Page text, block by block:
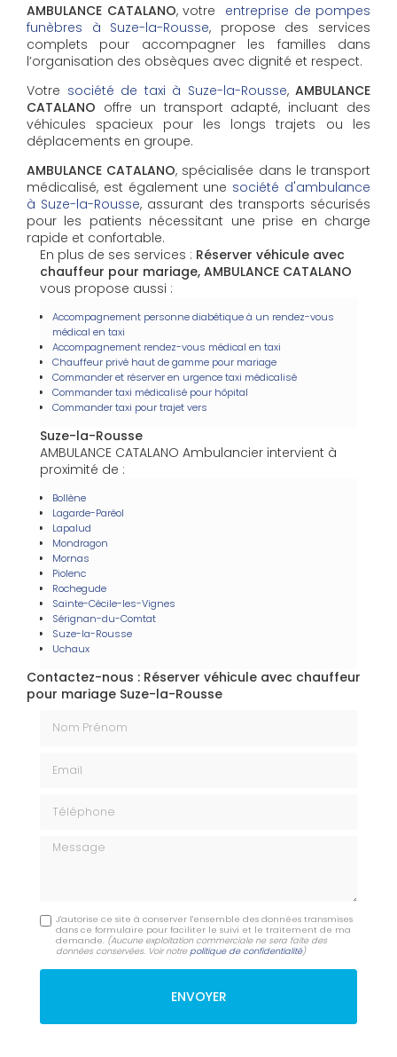
AMBULANCE CATALANO, votre entreprise de pompes
funèbres à Suze-la-Rousse, propose des services
complets pour accompagner les familles dans
l’organisation des obsèques avec dignité et respect.
Votre société de taxi à Suze-la-Rousse, AMBULANCE
CATALANO offre un transport adapté, incluant des
véhicules spacieux pour les longs trajets ou les
déplacements en groupe.
AMBULANCE CATALANO, spécialisée dans le transport
médicalisé, est également une société d'ambulance
à Suze-la-Rousse, assurant des transports sécurisés
pour les patients nécessitant une prise en charge
rapide et confortable.
En plus de ses services : Réserver véhicule avec
chauffeur pour mariage, AMBULANCE CATALANO
vous propose aussi :
Accompagnement personne diabétique à un rendez-vous
médical en taxi
Accompagnement rendez-vous médical en taxi
Chauffeur privé haut de gamme pour mariage
Commander et réserver en urgence taxi médicalisé
Commander taxi médicalisé pour hôpital
Commander taxi pour trajet vers
Suze-la-Rousse
AMBULANCE CATALANO Ambulancier intervient à
proximité de :
Bollène
Lagarde-Paréol
Lapalud
Mondragon
Mornas
Piolenc
Rochegude
Sainte-Cécile-les-Vignes
Sérignan-du-Comtat
Suze-la-Rousse
Uchaux
Contactez-nous : Réserver véhicule avec chauffeur
pour mariage Suze-la-Rousse
Message
J'autorise ce site à conserver l'ensemble des données transmises
dans ce formulaire pour faciliter le suivi et le traitement de ma
demande. (Aucune exploitation commerciale ne sera faite des
données conservées. Voir notrepolitique de confidentialité)